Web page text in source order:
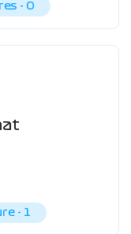
- 0
- 1